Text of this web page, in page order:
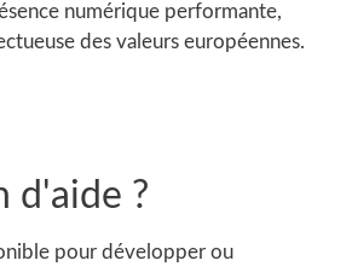
numérique performante,
des valeurs européennes.
d'aide ?
pour développer ou